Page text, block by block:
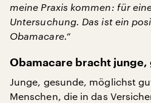
meine Praxis kommen: für
Untersuchung. Das ist ein
Obamacare.“
Obamacare bracht junge,
Junge, gesunde, möglichst
Menschen, die in das